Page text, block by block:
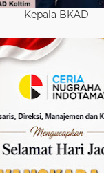
Kepala BKAD